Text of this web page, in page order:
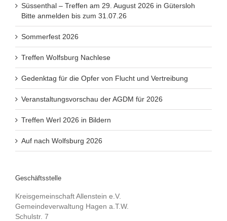
Süssenthal – Treffen am 29. August 2026 in Gütersloh
Bitte anmelden bis zum 31.07.26
Sommerfest 2026
Treffen Wolfsburg Nachlese
Gedenktag für die Opfer von Flucht und Vertreibung
Veranstaltungsvorschau der AGDM für 2026
Treffen Werl 2026 in Bildern
Auf nach Wolfsburg 2026
Geschäftsstelle
Kreisgemeinschaft Allenstein e.V.
Gemeindeverwaltung Hagen a.T.W.
Schulstr. 7